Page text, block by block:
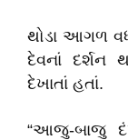
થોડા આગળ
દેવનાં દર્શન
દેખાતાં હતાં.
“આજુ-બાજુ